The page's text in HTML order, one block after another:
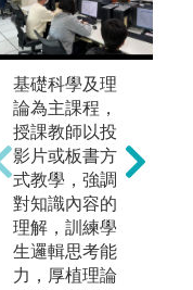
軟體設計與實
作：在軟體設
計與實作課程
中，學生會學
習如何用程式
設計來解決實
際的資訊問
題。透過動手
撰寫程式，將
理論與實務結
基礎科學及理
論為主課程，
授課教師以投
影片或板書方
式教學，強調
對知識內容的
理解，訓練學
生邏輯思考能
力，厚植理論